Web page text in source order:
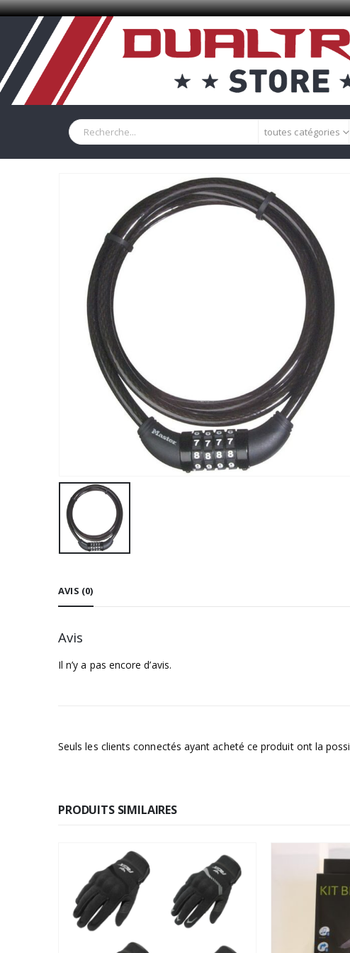
toutes catégories
AVIS (0)
Avis
Il n’y a pas encore d’avis.
Seuls les clients connectés ayant acheté ce produit ont la
PRODUITS SIMILAIRES